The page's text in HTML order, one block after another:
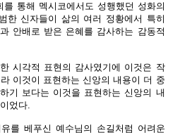
통해 멕시코에서도 성행했던 성화의
한 신자들이 삶의 여러 정황에서 특히
안배로 받은 은혜를 감사하는 감동적
시각적 표현의 감사였기에 이것은 작
이것이 표현하는 신앙의 내용이 더 중
기 보다는 이것을 표현하는 신앙의 내
었다.
를 베푸신 예수님의 손길처럼 어려운